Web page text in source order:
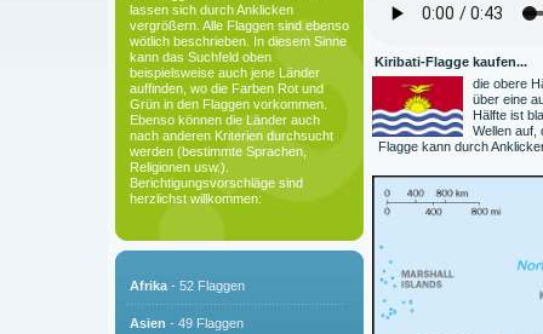
Kiribati-Flagge kaufen...
die obere
über eine
Hälfte ist
Wellen auf,
Flagge kann durch
lassen sich durch Anklicken
vergrößern. Alle Flaggen sind ebenso
wötlich beschrieben. In diesem Sinne
kann das Suchfeld oben
beispielsweise auch jene Länder
auffinden, wo die Farben Rot und
Grün in den Flaggen vorkommen.
Ebenso können die Länder auch
nach anderen Kriterien durchsucht
werden (bestimmte Sprachen,
Religionen usw.).
Berichtigungsvorschläge sind
herzlichst willkommen:
Afrika - 52 Flaggen
Asien - 49 Flaggen